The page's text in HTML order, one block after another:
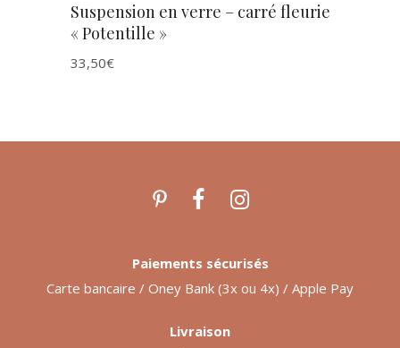
Suspension en verre – carré fleurie
« Potentille »
33,50€
Paiements sécurisés
Carte bancaire / Oney Bank (3x ou 4x) / Apple Pay
Livraison